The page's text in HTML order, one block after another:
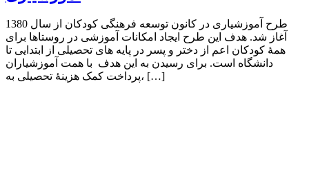
طرح آموزشیاری در کانون توسعه فرهنگی کودکان از سال 1380
آغاز شد. هدف این طرح ایجاد امکانات آموزشی در روستاها برای
همۀ کودکان اعم از دختر و پسر در پایه های تحصیلی از ابتدایی تا
دانشگاه است. برای رسیدن به این هدف با همت آموزشیاران
،پرداخت کمک هزینۀ تحصیلی به […]